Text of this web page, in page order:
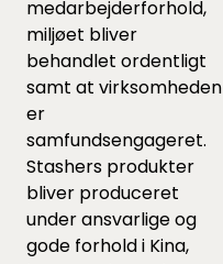
medarbejderforhold,
miljøet bliver
behandlet ordentligt
samt at virksomheden
er
samfundsengageret.
Stashers produkter
bliver produceret
under ansvarlige og
gode forhold i Kina,